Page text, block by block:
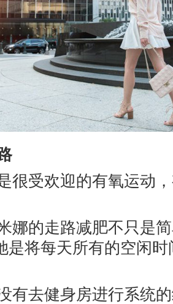
受欢迎的有氧运动，
的走路减肥不只是简
是将每天所有的空闲
去健身房进行系统的